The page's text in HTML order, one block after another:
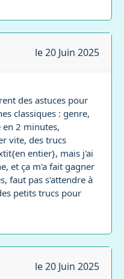
le 20 Juin 2025
des astuces pour
classiques : genre,
2 minutes,
vite, des trucs
entier}, mais j'ai
et ça m'a fait gagner
faut pas s'attendre à
petits trucs pour
le 20 Juin 2025